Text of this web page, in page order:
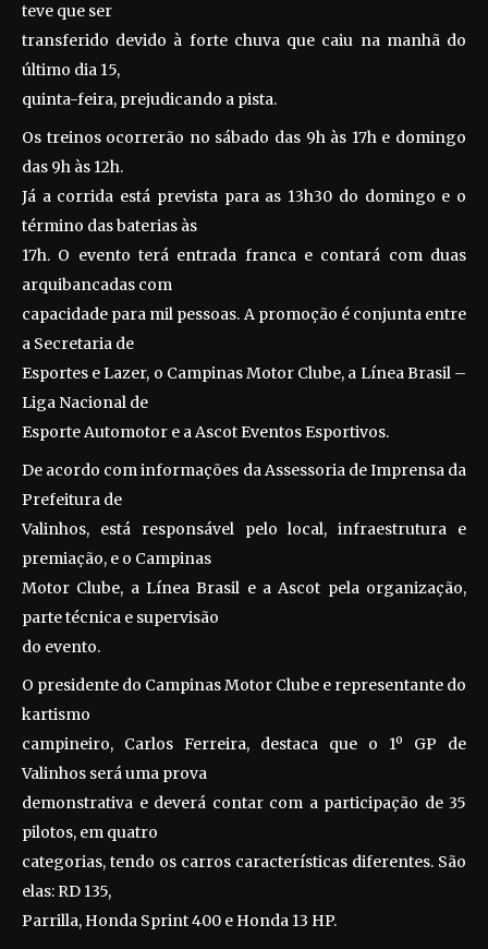
teve que ser
transferido devido à forte chuva que caiu na manhã do
último dia 15,
quinta-feira, prejudicando a pista.
Os treinos ocorrerão no sábado das 9h às 17h e domingo
das 9h às 12h.
Já a corrida está prevista para as 13h30 do domingo e o
término das baterias às
17h. O evento terá entrada franca e contará com duas
arquibancadas com
capacidade para mil pessoas. A promoção é conjunta entre
a Secretaria de
Esportes e Lazer, o Campinas Motor Clube, a Línea Brasil –
Liga Nacional de
Esporte Automotor e a Ascot Eventos Esportivos.
De acordo com informações da Assessoria de Imprensa da
Prefeitura de
Valinhos, está responsável pelo local, infraestrutura e
premiação, e o Campinas
Motor Clube, a Línea Brasil e a Ascot pela organização,
parte técnica e supervisão
do evento.
O presidente do Campinas Motor Clube e representante do
kartismo
campineiro, Carlos Ferreira, destaca que o 1º GP de
Valinhos será uma prova
demonstrativa e deverá contar com a participação de 35
pilotos, em quatro
categorias, tendo os carros características diferentes. São
elas: RD 135,
Parrilla, Honda Sprint 400 e Honda 13 HP.